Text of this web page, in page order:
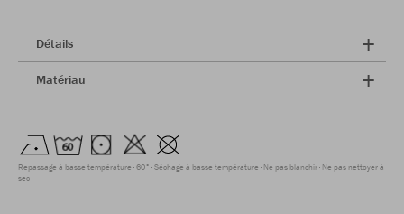
Détails
Matériau
Repassage à basse température 60° Séchage à basse température Ne pas blanchir Ne pas nettoyer à
sec